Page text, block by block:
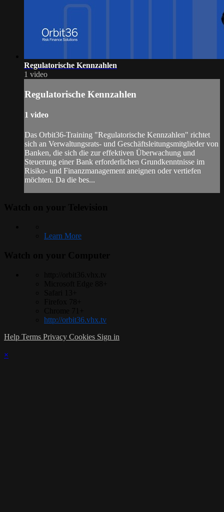
Regulatorische Kennzahlen
1 video
Regulatorische Kennzahlen
1 video
Das Orbit36-Training "Regulatorische Kennzahlen" richtet
sich an Verwaltungsrats- und Geschäftsleitungsmitglieder von
Banken, die sich die zur effektiven Überwachung und
Steuerung einer Bank erforderlichen Grundkenntnisse im
Risiko- und Finanzmanagement aneignen oder vertiefen
möchten. Da die bes...
Learn More
http://orbit36.vhx.tv
Help Terms Privacy Cookies Sign in
×